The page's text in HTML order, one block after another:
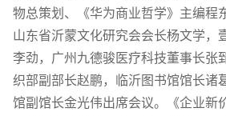
物总策划、《华为商业哲学》主编程
山东省沂蒙文化研究会会长杨文学，
李劲，广州九德骏医疗科技董事长张
织部副部长赵鹏，临沂图书馆馆长诸
馆副馆长金光伟出席会议。《企业新